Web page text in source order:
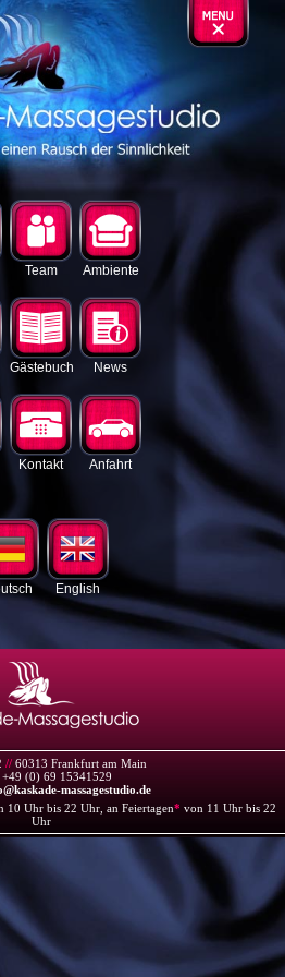
Team Ambiente
Gästebuch News
Kontakt Anfahrt
English
// 60313 Frankfurt am Main
+49 (0) 69 15341529
massagestudio.de
10 Uhr bis 22 Uhr, an Feiertagen* von 11 Uhr bis 22
Uhr